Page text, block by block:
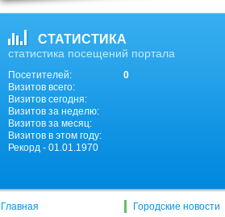
СТАТИСТИКА
статистика посещений портала
Посетителей:
0
Визитов всего:
Визитов сегодня:
Визитов за неделю:
Визитов за месяц:
Визитов в этом году:
Рекорд - 01.01.1970
Главная Городские новости